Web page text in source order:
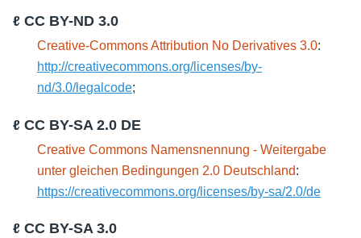
ℓ CC BY-ND 3.0
Creative-Commons Attribution No Derivatives 3.0:
http://creativecommons.org/licenses/by-
nd/3.0/legalcode;
ℓ CC BY-SA 2.0 DE
Creative Commons Namensnennung - Weitergabe
unter gleichen Bedingungen 2.0 Deutschland:
https://creativecommons.org/licenses/by-sa/2.0/de
ℓ CC BY-SA 3.0